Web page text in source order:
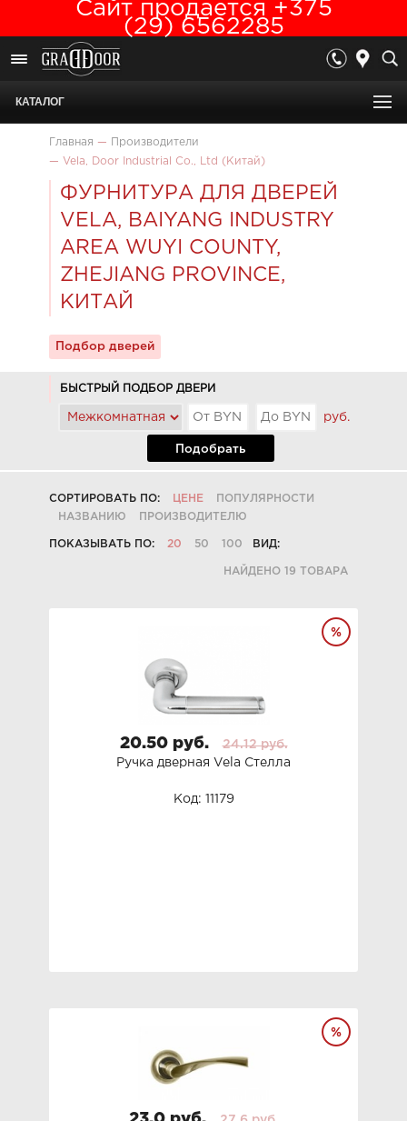
Сайт продается +375
(29) 6562285
КАТАЛОГ
Главная —
Производители
— Vela, Door Industrial Co., Ltd (Китай)
ФУРНИТУРА ДЛЯ ДВЕРЕЙ
VELA, BAIYANG INDUSTRY
AREA WUYI COUNTY,
ZHEJIANG PROVINCE,
КИТАЙ
Подбор дверей
БЫСТРЫЙ ПОДБОР ДВЕРИ
руб.
Подобрать
СОРТИРОВАТЬ ПО: ЦЕНЕ
ПОПУЛЯРНОСТИ
НАЗВАНИЮ
ПРОИЗВОДИТЕЛЮ
ПОКАЗЫВАТЬ ПО: 20 50 100 ВИД:
НАЙДЕНО 19 ТОВАРА
20.50 руб.
24.12 руб.
Ручка дверная Vela Стелла
Код: 11179